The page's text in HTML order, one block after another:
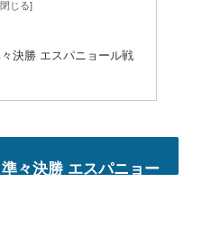
決勝 エスパニョール戦
々決勝 エスパニョー